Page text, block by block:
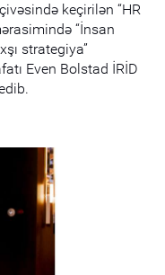
keçirilən “HR
“İnsan
strategiya”
Even Bolstad İRİD